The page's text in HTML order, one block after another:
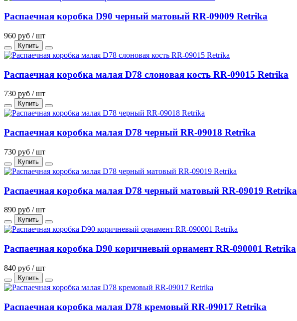
Распаечная коробка D90 черный матовый RR-09009 Retrika
960 руб / шт
Купить
Распаечная коробка малая D78 слоновая кость RR-09015 Retrika
730 руб / шт
Купить
Распаечная коробка малая D78 черный RR-09018 Retrika
730 руб / шт
Купить
Распаечная коробка малая D78 черный матовый RR-09019 Retrika
890 руб / шт
Купить
Распаечная коробка D90 коричневый орнамент RR-090001 Retrika
840 руб / шт
Купить
Распаечная коробка малая D78 кремовый RR-09017 Retrika